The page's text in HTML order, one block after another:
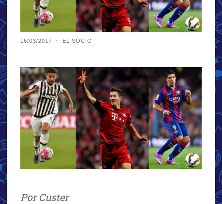
16/03/2017 ~ EL SOCIO
Por Custer